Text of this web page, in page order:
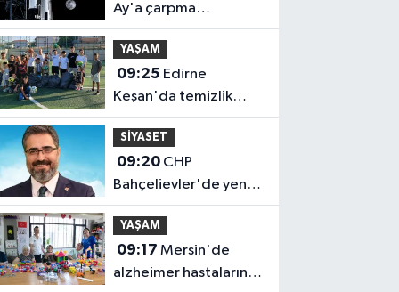
Ay'a çarpma
açıklaması: Sorumlu
uzay operasyonları için
çalışıyoruz
YAŞAM
09:25
Keşan'da temizlik
hareketi ödülsüz
kalmadı
SİYASET
09:20
Bahçelievler'de yeni
dönem
YAŞAM
09:17 Mersin'de
alzheimer hastalarına